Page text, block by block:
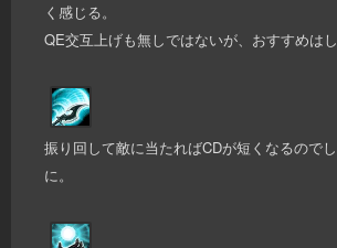
く感じる。
QE交互上げも無しではないが、おすすめはし
振り回して敵に当たればCDが短くなるので
に。